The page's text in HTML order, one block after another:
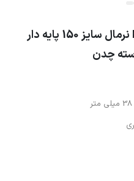
گیربکس شاکرین حلزونی MVF نرمال سایز 150 پایه دار